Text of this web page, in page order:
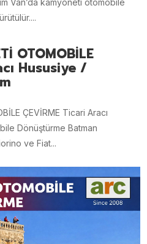
Van’da kamyoneti otomobile
OTOMOBİLE
Hususiye /
ÇEVİRME Ticari Aracı
Dönüştürme Batman
ve Fiat...